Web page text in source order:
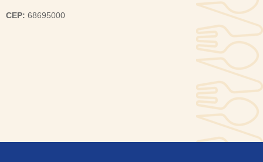
CEP: 68695000